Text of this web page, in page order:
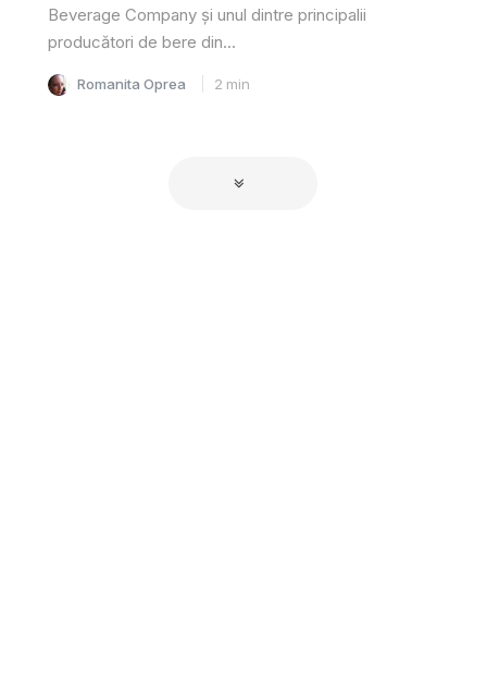
Beverage Company și unul dintre principalii
producători de bere din...
Romanita Oprea 2 min